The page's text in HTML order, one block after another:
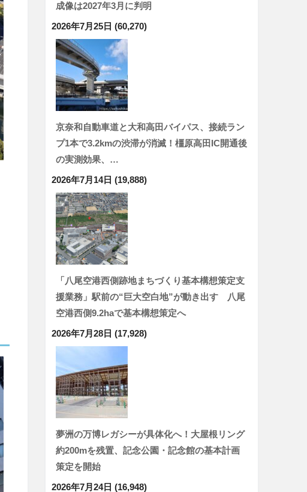
成像は2027年3月に判明
2026年7月25日 (60,270)
京奈和自動車道と大和高田バイパス、接続ラン
プ1本で3.2kmの渋滞が消滅！橿原高田IC開通後
の実測効果、…
2026年7月14日 (19,888)
「八尾空港西側跡地まちづくり基本構想策定支
援業務」駅前の“巨大空白地”が動き出す 八尾
空港西側9.2haで基本構想策定へ
2026年7月28日 (17,928)
夢洲の万博レガシーが具体化へ！大屋根リング
約200mを残置、記念公園・記念館の基本計画
策定を開始
2026年7月24日 (16,948)